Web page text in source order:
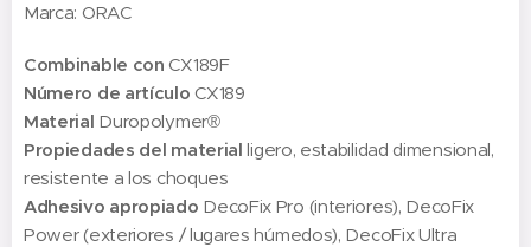
Marca: ORAC
Combinable con CX189F
Número de artículo CX189
Material Duropolymer®
Propiedades del material ligero, estabilidad dimensional,
resistente a los choques
Adhesivo apropiado DecoFix Pro (interiores), DecoFix
Power (exteriores / lugares húmedos), DecoFix Ultra